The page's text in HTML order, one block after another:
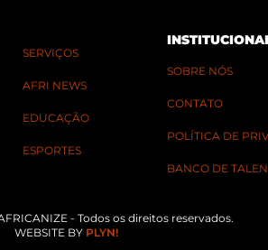
SERVIÇOS
AFRI NEWS
EDUCAÇÃO
ESPORTES
SOBRE NÓS
CONTATO
POLÍTICA DE
BANCO DE
- Todos os direitos reservados.
WEBSITE BY PLYN!